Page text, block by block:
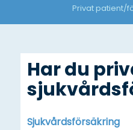
Privat patient/
Har du
Sjukvårdsförsäkring